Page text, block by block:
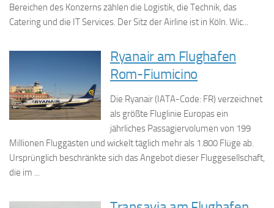
Bereichen des Konzerns zählen die Logistik, die Technik, das
Catering und die IT Services. Der Sitz der Airline ist in Köln. Wic...
Ryanair am Flughafen
Rom-Fiumicino
Die Ryanair (IATA-Code: FR) verzeichnet
als größte Fluglinie Europas ein
jährliches Passagiervolumen von 199
Millionen Fluggästen und wickelt täglich mehr als 1.800 Flüge ab.
Ursprünglich beschränkte sich das Angebot dieser Fluggesellschaft,
die im ...